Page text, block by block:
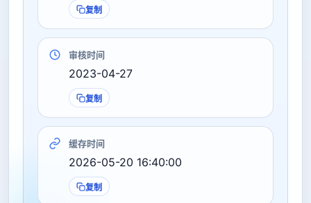
复制
审核时间
2023-04-27
复制
缓存时间
2026-05-20 16:40:00
复制